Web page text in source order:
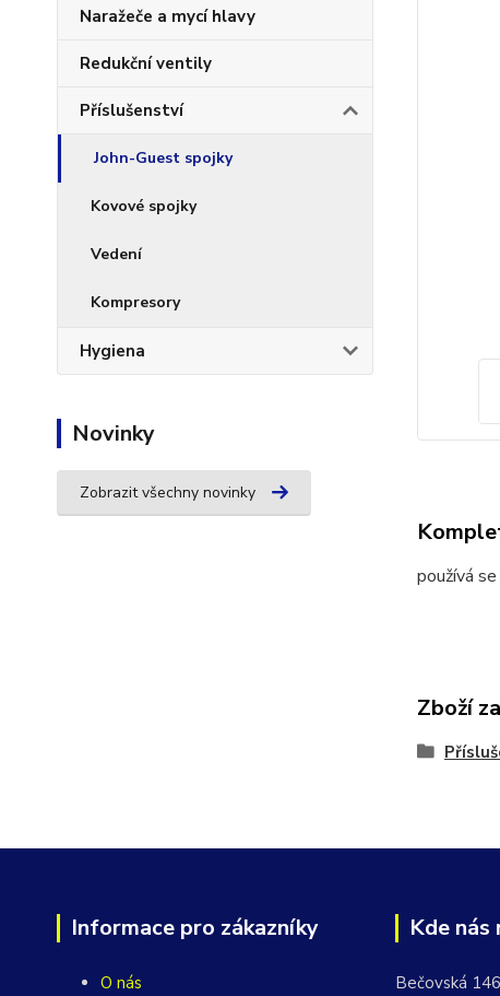
Naražeče a mycí hlavy
Redukční ventily
Příslušenství
John-Guest spojky
Kovové spojky
Vedení
Kompresory
Hygiena
Novinky
Zobrazit všechny novinky
používá
Zboží
Informace pro zákazníky
O nás
Kde nás
Bečovská